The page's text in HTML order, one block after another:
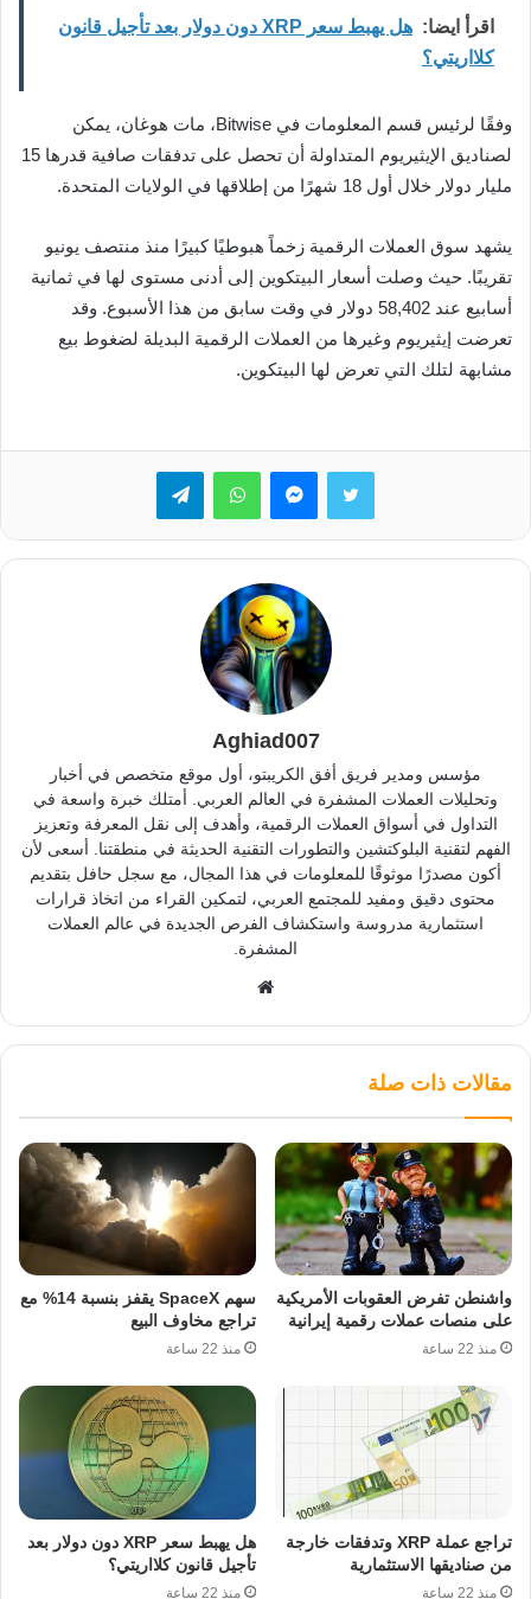
اقرأ ايضا:
هل يهبط سعر XRP دون دولار بعد تأجيل قانون
كلااريتي؟
وفقًا لرئيس قسم المعلومات في Bitwise، مات هوغان، يمكن
لصناديق الإيثيريوم المتداولة أن تحصل على تدفقات صافية قدرها 15
مليار دولار خلال أول 18 شهرًا من إطلاقها في الولايات المتحدة.
يشهد سوق العملات الرقمية زخماً هبوطيًا كبيرًا منذ منتصف يونيو
تقريبًا. حيث وصلت أسعار البيتكوين إلى أدنى مستوى لها في ثمانية
أسابيع عند 58,402 دولار في وقت سابق من هذا الأسبوع. وقد
تعرضت إيثيريوم وغيرها من العملات الرقمية البديلة لضغوط بيع
مشابهة لتلك التي تعرض لها البيتكوين.
تويتر ماسنجرواتساب تيلقرام
Aghiad007
مؤسس ومدير فريق أفق الكريبتو، أول موقع متخصص في أخبار
وتحليلات العملات المشفرة في العالم العربي. أمتلك خبرة واسعة في
التداول في أسواق العملات الرقمية، وأهدف إلى نقل المعرفة وتعزيز
الفهم لتقنية البلوكتشين والتطورات التقنية الحديثة في منطقتنا. أسعى لأن
أكون مصدرًا موثوقًا للمعلومات في هذا المجال، مع سجل حافل بتقديم
محتوى دقيق ومفيد للمجتمع العربي، لتمكين القراء من اتخاذ قرارات
استثمارية مدروسة واستكشاف الفرص الجديدة في عالم العملات
المشفرة.
مقالات ذات صلة
واشنطن تفرض العقوبات الأمريكية
على منصات عملات رقمية إيرانية
منذ 22 ساعة
سهم SpaceX يقفز بنسبة 14% مع
تراجع مخاوف البيع
منذ 22 ساعة
تراجع عملة XRP وتدفقات خارجة
من صناديقها الاستثمارية
منذ 22 ساعة
هل يهبط سعر XRP دون دولار بعد
تأجيل قانون كلااريتي؟
منذ 22 ساعة